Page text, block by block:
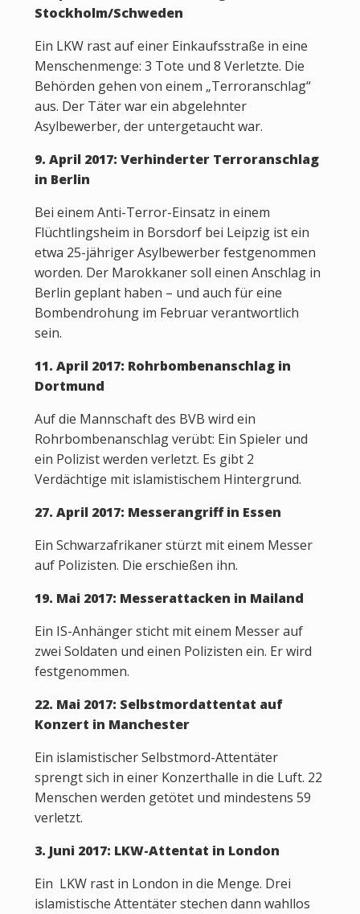
Stockholm/Schweden
Ein LKW rast auf einer Einkaufsstraße in eine
Menschenmenge: 3 Tote und 8 Verletzte. Die
Behörden gehen von einem „Terroranschlag“
aus. Der Täter war ein abgelehnter
Asylbewerber, der untergetaucht war.
9. April 2017: Verhinderter Terroranschlag
in Berlin
Bei einem Anti-Terror-Einsatz in einem
Flüchtlingsheim in Borsdorf bei Leipzig ist ein
etwa 25-jähriger Asylbewerber festgenommen
worden. Der Marokkaner soll einen Anschlag in
Berlin geplant haben – und auch für eine
Bombendrohung im Februar verantwortlich
sein.
11. April 2017: Rohrbombenanschlag in
Dortmund
Auf die Mannschaft des BVB wird ein
Rohrbombenanschlag verübt: Ein Spieler und
ein Polizist werden verletzt. Es gibt 2
Verdächtige mit islamistischem Hintergrund.
27. April 2017: Messerangriff in Essen
Ein Schwarzafrikaner stürzt mit einem Messer
auf Polizisten. Die erschießen ihn.
19. Mai 2017: Messerattacken in Mailand
Ein IS-Anhänger sticht mit einem Messer auf
zwei Soldaten und einen Polizisten ein. Er wird
festgenommen.
22. Mai 2017: Selbstmordattentat auf
Konzert in Manchester
Ein islamistischer Selbstmord-Attentäter
sprengt sich in einer Konzerthalle in die Luft. 22
Menschen werden getötet und mindestens 59
verletzt.
3. Juni 2017: LKW-Attentat in London
Ein LKW rast in London in die Menge. Drei
islamistische Attentäter stechen dann wahllos